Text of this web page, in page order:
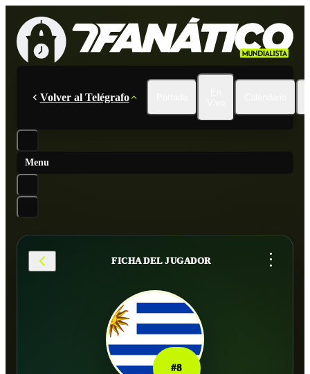
Volver al Telégrafo
Menu
FICHA DEL JUGADOR ...
#8